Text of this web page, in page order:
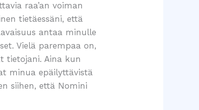
raa’an voiman
tietäessäni, että
antaa minulle
Vielä parempaa on,
tietojani. Aina kun
minua epäilyttävistä
siihen, että Nomini